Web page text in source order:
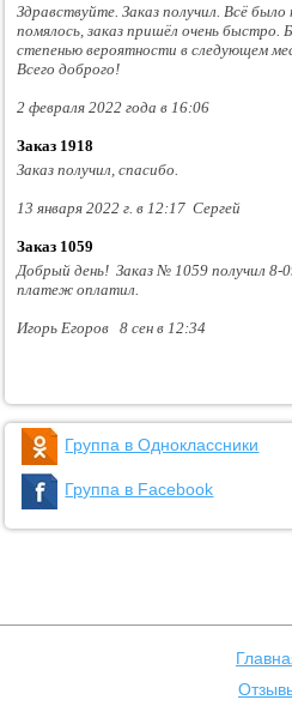
Здравствуйте. Заказ получил. Всё было
помялось, заказ пришёл очень
степенью вероятности в следующем
Всего доброго!
2 февраля 2022 года в 16:06
Заказ 1918
Заказ получил, спасибо.
13 января 2022 г. в 12:17 Сергей
Заказ 1059
Добрый день! Заказ № 1059 получил 8-
платеж оплатил.
Игорь Егоров 8 сен в 12:34
Группа в Одноклассники
Группа в Facebook